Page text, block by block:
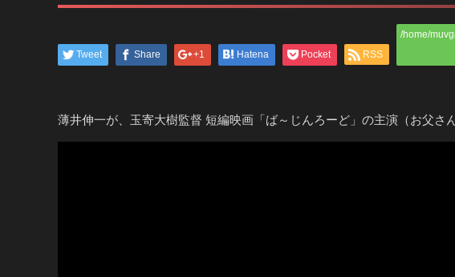
Tweet Share +1 Hatena Pocket RSS
/home/
薄井伸一が、玉寄大樹監督 短編映画「ば～じんろーど」の主演（お父さ